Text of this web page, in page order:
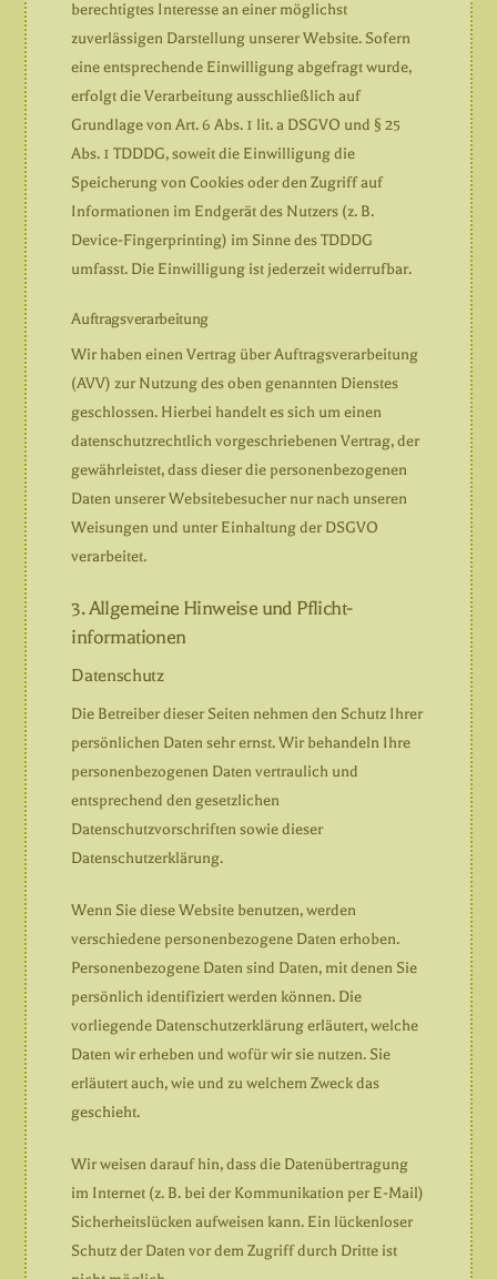
berechtigtes Interesse an einer möglichst
zuverlässigen Darstellung unserer Website. Sofern
eine entsprechende Einwilligung abgefragt wurde,
erfolgt die Verarbeitung ausschließlich auf
Grundlage von Art. 6 Abs. 1 lit. a DSGVO und § 25
Abs. 1 TDDDG, soweit die Einwilligung die
Speicherung von Cookies oder den Zugriff auf
Informationen im Endgerät des Nutzers (z. B.
Device-Fingerprinting) im Sinne des TDDDG
umfasst. Die Einwilligung ist jederzeit widerrufbar.
Auftragsverarbeitung
Wir haben einen Vertrag über Auftragsverarbeitung
(AVV) zur Nutzung des oben genannten Dienstes
geschlossen. Hierbei handelt es sich um einen
datenschutzrechtlich vorgeschriebenen Vertrag, der
gewährleistet, dass dieser die personenbezogenen
Daten unserer Websitebesucher nur nach unseren
Weisungen und unter Einhaltung der DSGVO
verarbeitet.
3. Allgemeine Hinweise und Pflicht­
informationen
Datenschutz
Die Betreiber dieser Seiten nehmen den Schutz Ihrer
persönlichen Daten sehr ernst. Wir behandeln Ihre
personenbezogenen Daten vertraulich und
entsprechend den gesetzlichen
Datenschutzvorschriften sowie dieser
Datenschutzerklärung.
Wenn Sie diese Website benutzen, werden
verschiedene personenbezogene Daten erhoben.
Personenbezogene Daten sind Daten, mit denen Sie
persönlich identifiziert werden können. Die
vorliegende Datenschutzerklärung erläutert, welche
Daten wir erheben und wofür wir sie nutzen. Sie
erläutert auch, wie und zu welchem Zweck das
geschieht.
Wir weisen darauf hin, dass die Datenübertragung
im Internet (z. B. bei der Kommunikation per E-Mail)
Sicherheitslücken aufweisen kann. Ein lückenloser
Schutz der Daten vor dem Zugriff durch Dritte ist